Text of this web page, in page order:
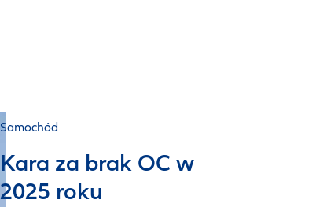
Samochód
Kara za brak OC w
2025 roku